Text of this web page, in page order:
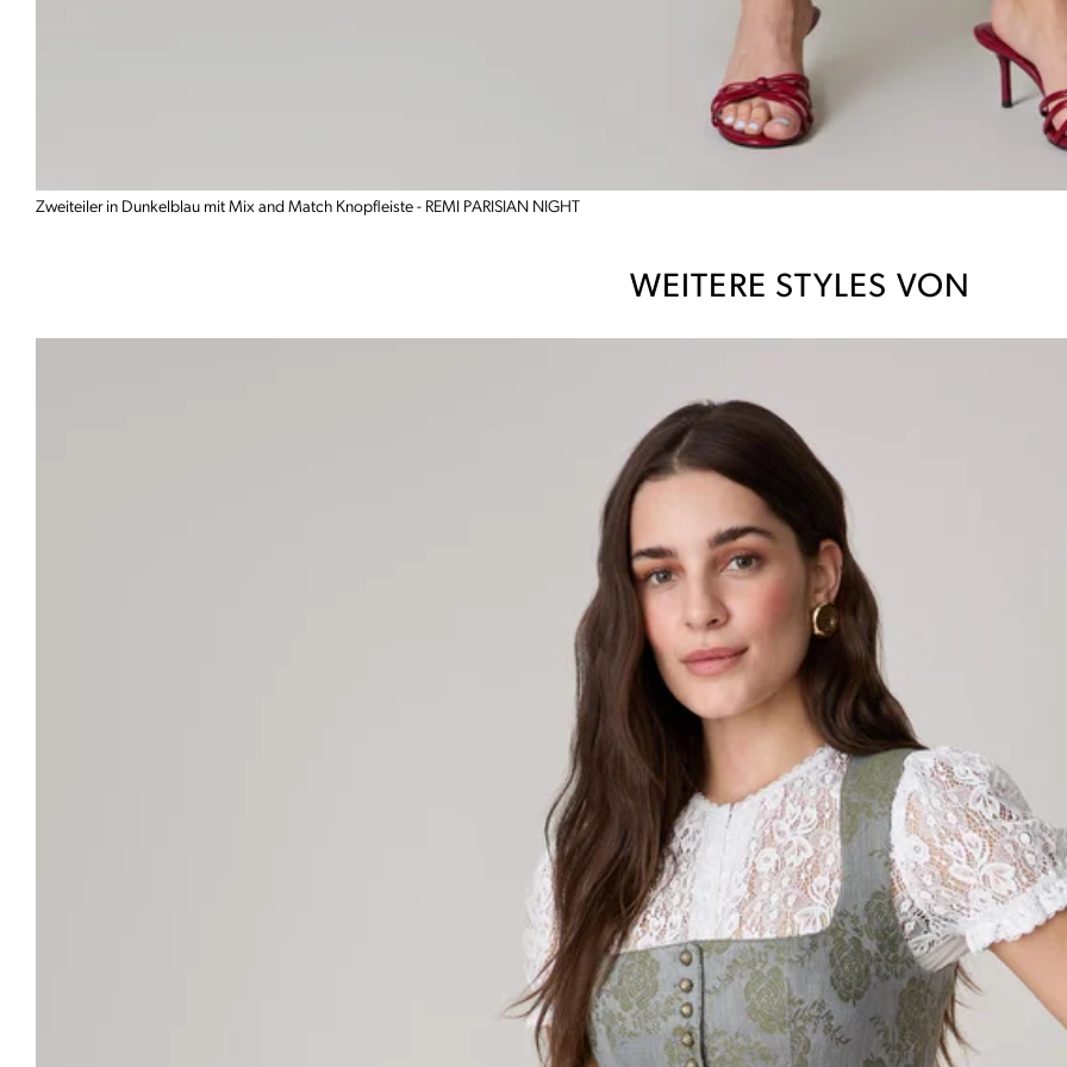
Zweiteiler in Dunkelblau mit Mix and Match Knopfleiste - REMI PARISIAN NIGHT
WEITERE STYLES VON